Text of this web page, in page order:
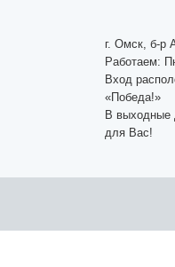
г. Омск, б-р
Работаем:
Вход
«Победа!»
В выходные
для Вас!